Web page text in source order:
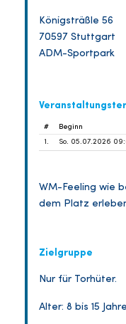
Königsträßle 56
70597 Stuttgart
ADM-Sportpark
# Beginn
1.
So. 05.07.2026
WM-Feeling wie
dem Platz
Zielgruppe
Nur für Torhüter.
Alter: 8 bis 15 Jahre